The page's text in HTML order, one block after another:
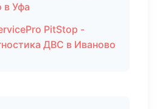
в Уфа
PitStop -
ДВС в Иваново